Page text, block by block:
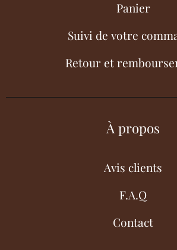
Panier
Suivi de votre
Retour et
À propos
Avis clients
F.A.Q
Contact